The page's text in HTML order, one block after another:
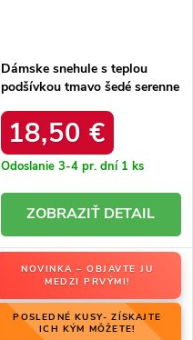
Dámske snehule s teplou
podšívkou tmavo šedé serenne
18,50 €
Odoslanie 3-4 pr. dní 1 ks
DETAIL
NOVINKA – OBJAVTE JU
MEDZI PRVÝMI!
POSLEDNÉ KUSY- ZÍSKAJTE
ICH KÝM MÔŽETE!